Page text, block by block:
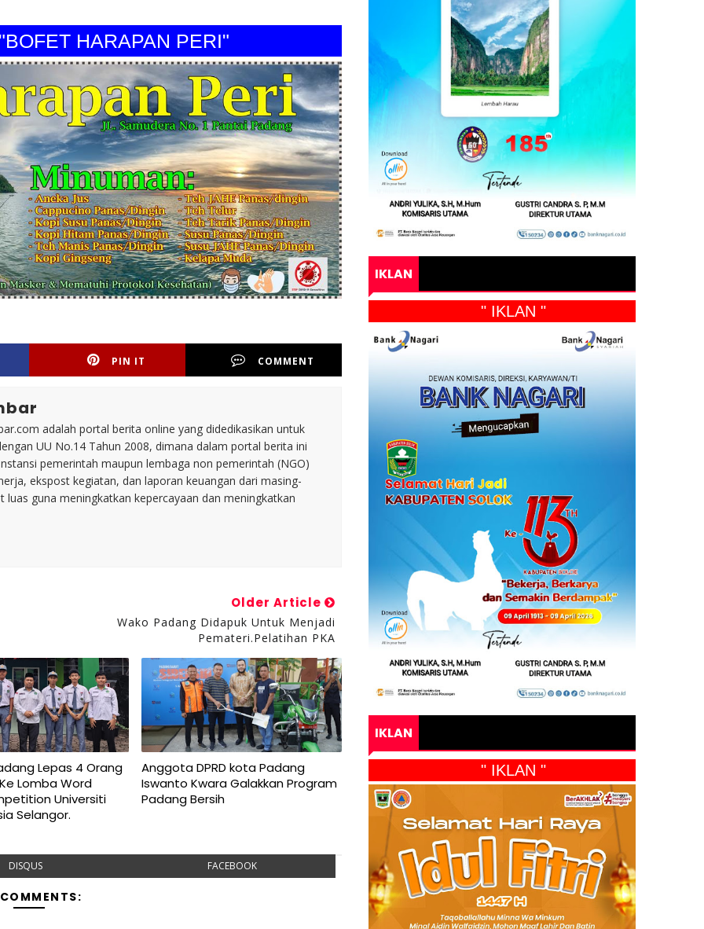
HARAPAN PERI"
PIN IT COMMENT
adalah portal berita online yang didedikasikan untuk
UU No.14 Tahun 2008, dimana dalam portal berita ini
pemerintah maupun lembaga non pemerintah (NGO)
ekspost kegiatan, dan laporan keuangan dari masing-
luas guna meningkatkan kepercayaan dan meningkatkan
Older Article
Wako Padang Didapuk Untuk Menjadi
Pemateri.Pelatihan PKA
Lepas 4 Orang
Lomba Word
Universiti
Selangor.
Anggota DPRD kota Padang
Iswanto Kwara Galakkan Program
Padang Bersih
DISQUS FACEBOOK
IKLAN
" IKLAN "
IKLAN
" IKLAN "